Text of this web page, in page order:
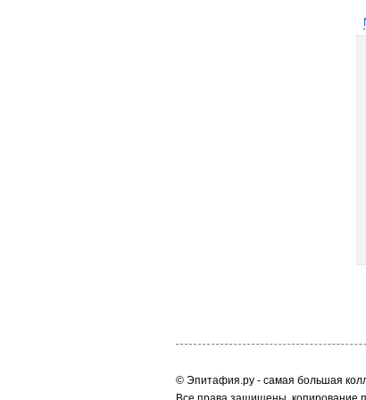
© Эпитафия.ру - самая большая